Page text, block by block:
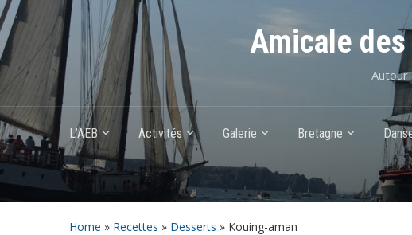
Amicale
Autour
L’AEB Activités Galerie Bretagne
Home » Recettes » Desserts » Kouing-aman